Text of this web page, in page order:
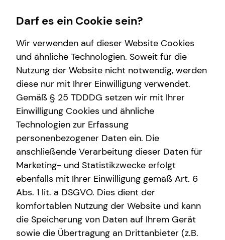
Karriere-Infos
Karrierechancen
Initiativbewerbung
Wissenswertes
Über mich
Interview
Über tecis
Podcast
teamzukunft
Finanzberatung
Spezialisten-Netzwerk
Investment
Altersvorsorge
Immobilienfinanzierung
Kapitalanlage Immobilien
Arbeitskraftabsicherung
Private Krankenvorsorge
Jannik Stratmann
Repräsentanzleiter
E-Mail Anruf
jannik.stratmann@tecis.de
Barkhausenstraße 26 E
27568 Bremerhaven
Darf es ein Cookie sein?
Wir verwenden auf dieser Website Cookies
und ähnliche Technologien. Soweit für die
Nutzung der Website nicht notwendig, werden
diese nur mit Ihrer Einwilligung verwendet.
Gemäß § 25 TDDDG setzen wir mit Ihrer
Einwilligung Cookies und ähnliche
Technologien zur Erfassung
personenbezogener Daten ein. Die
anschließende Verarbeitung dieser Daten für
Marketing- und Statistikzwecke erfolgt
ebenfalls mit Ihrer Einwilligung gemäß Art. 6
Abs. 1 lit. a DSGVO. Dies dient der
komfortablen Nutzung der Website und kann
die Speicherung von Daten auf Ihrem Gerät
sowie die Übertragung an Drittanbieter (z.B.